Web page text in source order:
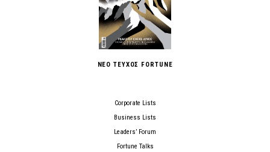
ΝΕΟ ΤΕΥΧΟΣ FORTUNE
Corporate Lists
Business Lists
Leaders’ Forum
Fortune Talks